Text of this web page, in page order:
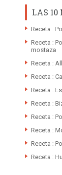
LAS 10
Receta :
Receta :
mostaza
Receta :
Receta :
Receta :
Receta :
Receta :
Receta :
Receta :
Receta :